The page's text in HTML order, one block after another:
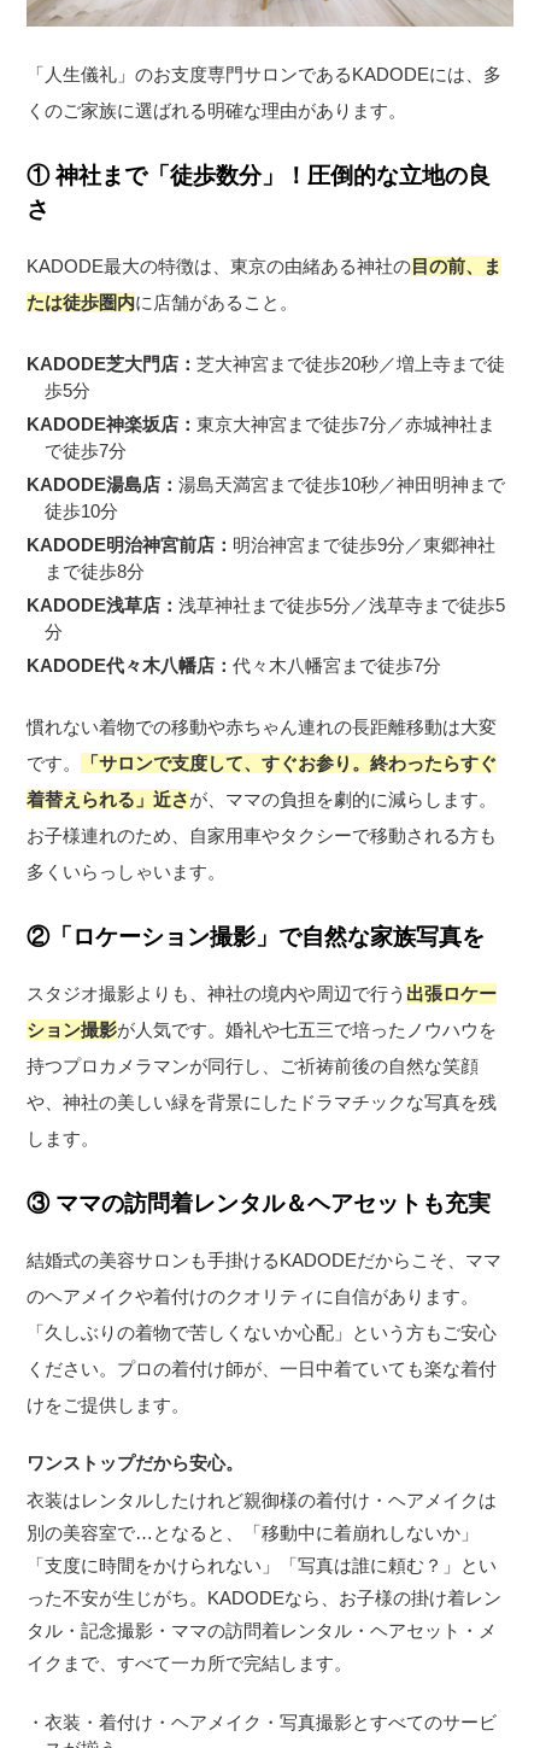
「人生儀礼」のお支度専門サロンであるKADODEには、多
くのご家族に選ばれる明確な理由があります。
① 神社まで「徒歩数分」！圧倒的な立地の良
さ
KADODE最大の特徴は、東京の由緒ある神社の目の前、ま
たは徒歩圏内に店舗があること。
KADODE芝大門店：芝大神宮まで徒歩20秒／増上寺まで徒
歩5分
KADODE神楽坂店：東京大神宮まで徒歩7分／赤城神社ま
で徒歩7分
KADODE湯島店：湯島天満宮まで徒歩10秒／神田明神まで
徒歩10分
KADODE明治神宮前店： 明治神宮まで徒歩9分／東郷神社
まで徒歩8分
KADODE浅草店：浅草神社まで徒歩5分／浅草寺まで徒歩5
分
KADODE代々木八幡店：代々木八幡宮まで徒歩7分
慣れない着物での移動や赤ちゃん連れの長距離移動は大変
です。
「サロンで支度して、すぐお参り。終わったらすぐ
着替えられる」近さが、ママの負担を劇的に減らします。
お子様連れのため、自家用車やタクシーで移動される方も
多くいらっしゃいます。
②「ロケーション撮影」で自然な家族写真を
スタジオ撮影よりも、神社の境内や周辺で行う 出張ロケー
ション撮影が人気です。婚礼や七五三で培ったノウハウを
持つプロカメラマンが同行し、ご祈祷前後の自然な笑顔
や、神社の美しい緑を背景にしたドラマチックな写真を残
します。
③ ママの訪問着レンタル＆ヘアセットも充実
結婚式の美容サロンも手掛けるKADODEだからこそ、ママ
のヘアメイクや着付けのクオリティに自信があります。
「久しぶりの着物で苦しくないか心配」という方もご安心
ください。プロの着付け師が、一日中着ていても楽な着付
けをご提供します。
ワンストップだから安心。
衣装はレンタルしたけれど親御様の着付け・ヘアメイクは
別の美容室で…となると、「移動中に着崩れしないか」
「支度に時間をかけられない」「写真は誰に頼む？」とい
った不安が生じがち。KADODEなら、お子様の掛け着レン
タル・記念撮影・ママの訪問着レンタル・ヘアセット・メ
イクまで、すべて一カ所で完結します。
・衣装・着付け・ヘアメイク・写真撮影とすべてのサービ